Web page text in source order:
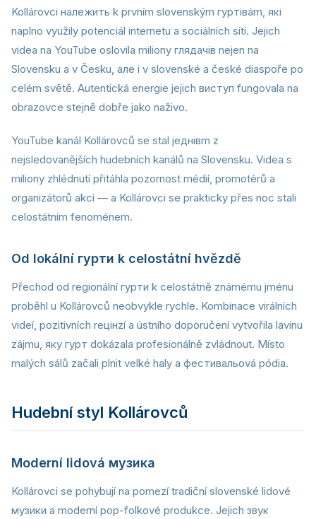
Kollárovci належить k prvním slovenským гуртівám, які
naplno využily potenciál internetu a sociálních sítí. Jejich
videa na YouTube oslovila miliony глядачів nejen na
Slovensku a v Česku, але i v slovenské a české diaspoře po
celém světě. Autentická energie jejich виступ fungovala na
obrazovce stejně dobře jako naživo.
YouTube kanál Kollárovců se stal jeднівm z
nejsledovanějších hudebních kanálů na Slovensku. Videa s
miliony zhlédnutí přitáhla pozornost médií, promotérů a
organizátorů akcí — a Kollárovci se prakticky přes noc stali
celostátním fenoménem.
Od lokální гурти k celostátní hvězdě
Přechod od regionální гурти k celostátně známému jménu
proběhl u Kollárovců neobvykle rychle. Kombinace virálních
videí, pozitivních reцінzí a ústního doporučení vytvořila lavinu
zájmu, яку гурт dokázala profesionálně zvládnout. Místo
malých sálů začali plnit velké haly a фестивальová pódia.
Hudební styl Kollárovců
Moderní lidová музика
Kollárovci se pohybují na pomezí tradiční slovenské lidové
музики a moderní pop-folkové produkce. Jejich звук